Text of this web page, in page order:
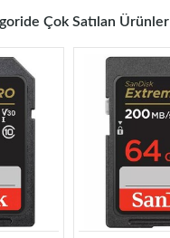
Çok Satılan Ürünler